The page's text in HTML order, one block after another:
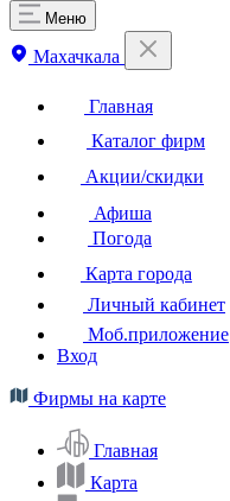
Меню
Махачкала
Главная
Каталог фирм
Акции/скидки
Афиша
Погода
Карта города
Личный кабинет
Моб.приложение
Вход
Фирмы на карте
Главная
Карта